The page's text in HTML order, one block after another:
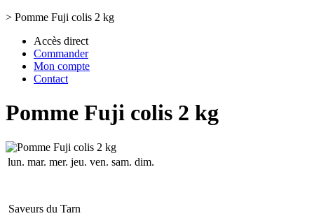
> Pomme Fuji colis 2 kg
Accès direct
Commander
Mon compte
Contact
Pomme Fuji colis 2 kg
lun. mar. mer. jeu. ven. sam. dim.
Saveurs du Tarn